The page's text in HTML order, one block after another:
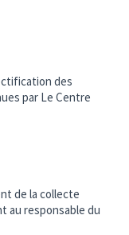
des
par Le Centre
de la collecte
au responsable du